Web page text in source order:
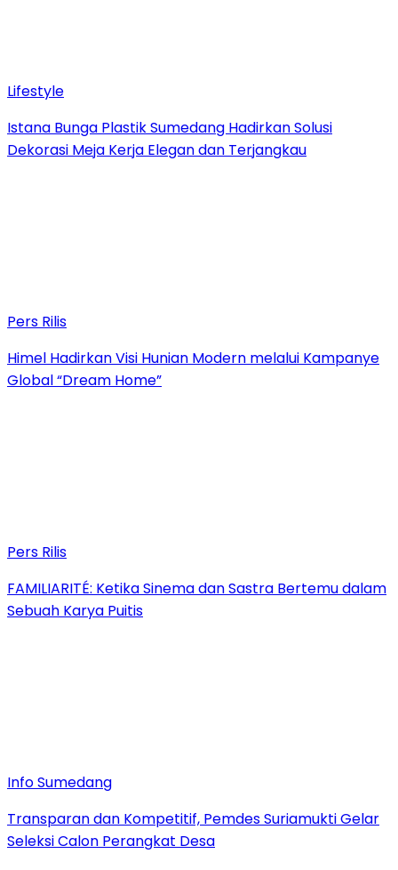
Lifestyle
Istana Bunga Plastik Sumedang Hadirkan Solusi
Dekorasi Meja Kerja Elegan dan Terjangkau
Pers Rilis
Himel Hadirkan Visi Hunian Modern melalui Kampanye
Global “Dream Home”
Pers Rilis
FAMILIARITÉ: Ketika Sinema dan Sastra Bertemu dalam
Sebuah Karya Puitis
Info Sumedang
Transparan dan Kompetitif, Pemdes Suriamukti Gelar
Seleksi Calon Perangkat Desa